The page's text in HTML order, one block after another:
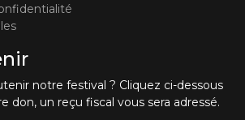
notre festival ? Cliquez ci-dessous
don, un reçu fiscal vous sera adressé.